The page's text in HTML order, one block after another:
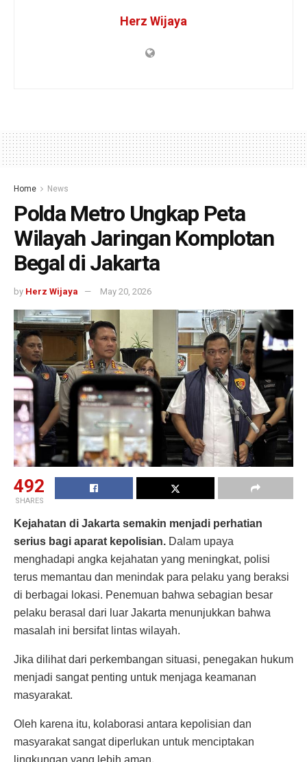
Herz Wijaya
Home News
Polda Metro Ungkap Peta
Wilayah Jaringan Komplotan
Begal di Jakarta
by Herz Wijaya May 20, 2026
492
SHARES
Kejahatan di Jakarta semakin menjadi perhatian
serius bagi aparat kepolisian. Dalam upaya
menghadapi angka kejahatan yang meningkat, polisi
terus memantau dan menindak para pelaku yang beraksi
di berbagai lokasi. Penemuan bahwa sebagian besar
pelaku berasal dari luar Jakarta menunjukkan bahwa
masalah ini bersifat lintas wilayah.
Jika dilihat dari perkembangan situasi, penegakan hukum
menjadi sangat penting untuk menjaga keamanan
masyarakat.
Oleh karena itu, kolaborasi antara kepolisian dan
masyarakat sangat diperlukan untuk menciptakan